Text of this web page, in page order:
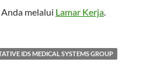
melalui Lamar Kerja.
IDS MEDICAL SYSTEMS GROUP